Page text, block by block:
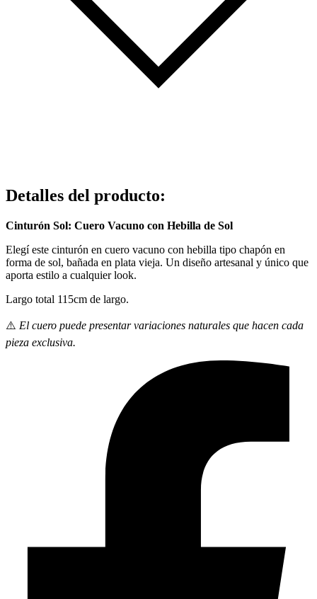
Detalles del producto:
Cinturón Sol: Cuero Vacuno con Hebilla de Sol
Elegí este cinturón en cuero vacuno con hebilla tipo chapón en
forma de sol, bañada en plata vieja. Un diseño artesanal y único que
aporta estilo a cualquier look.
Largo total 115cm de largo.
⚠️ El cuero puede presentar variaciones naturales que hacen cada
pieza exclusiva.